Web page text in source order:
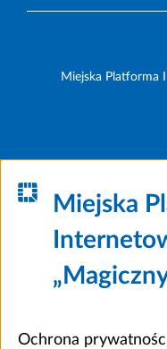
Miejska Platforma
Miejska
Ochrona